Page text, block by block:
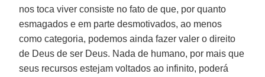
nos toca viver consiste no fato de que, por quanto
esmagados e em parte desmotivados, ao menos
como categoria, podemos ainda fazer valer o direito
de Deus de ser Deus. Nada de humano, por mais que
seus recursos estejam voltados ao infinito, poderá